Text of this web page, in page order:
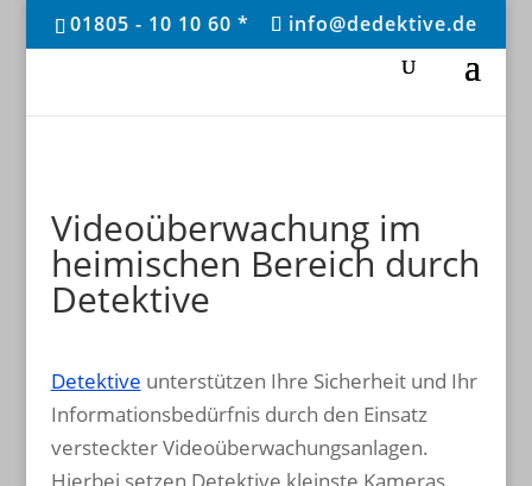
01805 - 10 10 60 * info@dedektive.de
Videoüberwachung im
heimischen Bereich durch
Detektive
Detektive unterstützen Ihre Sicherheit und Ihr
Informationsbedürfnis durch den Einsatz
versteckter Videoüberwachungsanlagen.